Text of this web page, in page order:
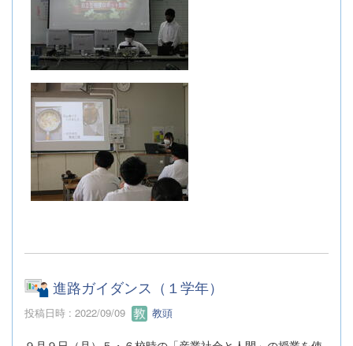
進路ガイダンス（１学年）
投稿日時 : 2022/09/09 教頭